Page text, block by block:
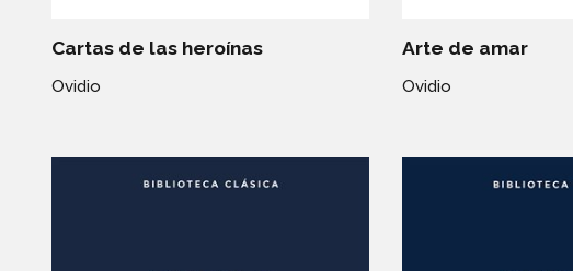
Cartas de las heroínas
Ovidio
Arte de amar
Ovidio